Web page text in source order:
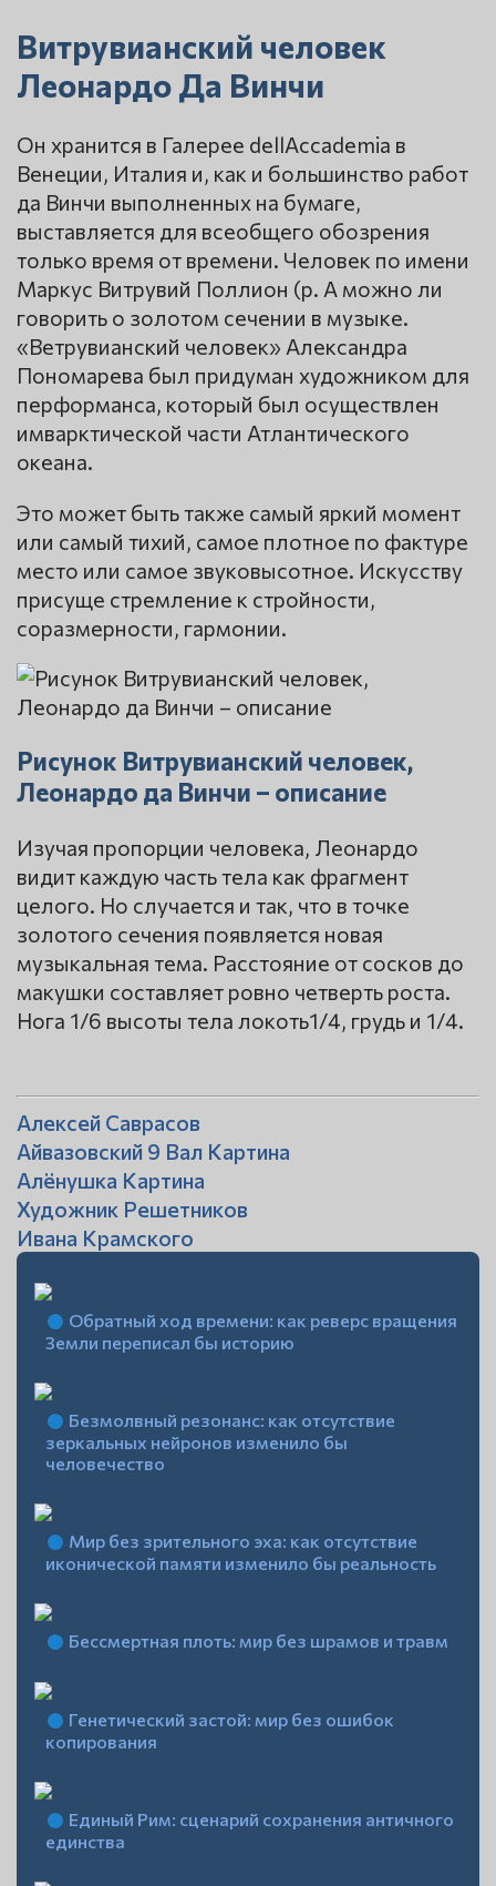
Витрувианский человек
Леонардо Да Винчи
Он хранится в Галерее dellAccademia в
Венеции, Италия и, как и большинство работ
да Винчи выполненных на бумаге,
выставляется для всеобщего обозрения
только время от времени. Человек по имени
Маркус Витрувий Поллион (р. А можно ли
говорить о золотом сечении в музыке.
«Ветрувианский человек» Александра
Пономарева был придуман художником для
перформанса, который был осуществлен
имварктической части Атлантического
океана.
Это может быть также самый яркий момент
или самый тихий, самое плотное по фактуре
место или самое звуковысотное. Искусству
присуще стремление к стройности,
соразмерности, гармонии.
Рисунок Витрувианский человек,
Леонардо да Винчи – описание
Изучая пропорции человека, Леонардо
видит каждую часть тела как фрагмент
целого. Но случается и так, что в точке
золотого сечения появляется новая
музыкальная тема. Расстояние от сосков до
макушки составляет ровно четверть роста.
Нога 1/6 высоты тела локоть1/4, грудь и 1/4.
Алексей Саврасов
Айвазовский 9 Вал Картина
Алёнушка Картина
Художник Решетников
Ивана Крамского
Обратный ход времени: как реверс вращения
Земли переписал бы историю
Безмолвный резонанс: как отсутствие
зеркальных нейронов изменило бы
человечество
Мир без зрительного эха: как отсутствие
иконической памяти изменило бы реальность
Бессмертная плоть: мир без шрамов и травм
Генетический застой: мир без ошибок
копирования
Единый Рим: сценарий сохранения античного
единства